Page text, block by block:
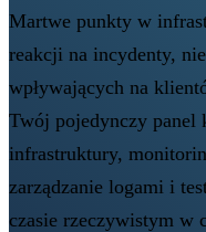
Martwe punkty w
reakcji na incydenty,
wpływających na
Twój pojedynczy
infrastruktury,
zarządzanie logami i
czasie rzeczywistym w